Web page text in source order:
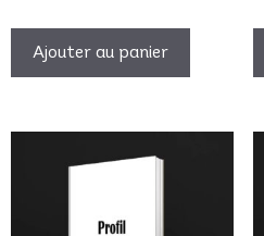
Ajouter au panier